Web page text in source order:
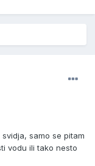
samo se pitam
vodu ili tako nesto